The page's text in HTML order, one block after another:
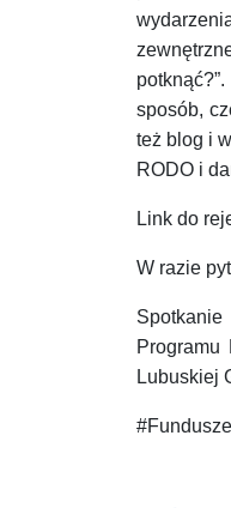
sposób,
też blog i
RODO i
Link do
W razie
Lubuskiej